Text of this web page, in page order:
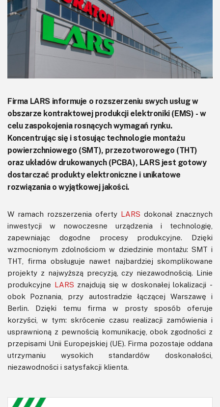
Newsletter
Magazyny
Archiwum
Do pobrania
Firma LARS informuje o rozszerzeniu swych usług w
obszarze kontraktowej produkcji elektroniki (EMS) - w
celu zaspokojenia rosnących wymagań rynku.
Koncentrując się i stosując technologie montażu
powierzchniowego (SMT), przezotworowego (THT)
oraz układów drukowanych (PCBA), LARS jest gotowy
dostarczać produkty elektroniczne i unikatowe
rozwiązania o wyjątkowej jakości.
W ramach rozszerzenia oferty LARS dokonał znacznych
inwestycji w nowoczesne urządzenia i technologię,
zapewniając dogodne procesy produkcyjne. Dzięki
wzmocnionym zdolnościom w dziedzinie montażu: SMT i
THT, firma obsługuje nawet najbardziej skomplikowane
projekty z najwyższą precyzją, czy niezawodnością. Linie
produkcyjne LARS znajdują się w doskonałej lokalizacji -
obok Poznania, przy autostradzie łączącej Warszawę i
Berlin. Dzięki temu firma w prosty sposób oferuje
korzyści, w tym: skrócenie czasu realizacji zamówienia i
usprawnioną z pewnością komunikację, obok zgodności z
przepisami Unii Europejskiej (UE). Firma pozostaje oddana
utrzymaniu wysokich standardów doskonałości,
niezawodności i satysfakcji klienta.